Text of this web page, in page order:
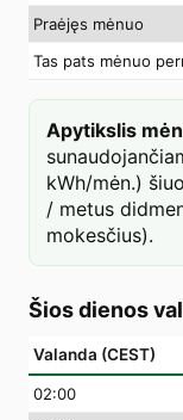
Praėjęs mėnuo
Tas pats mėnuo
Apytikslis
kWh/mėn.)
/ metus
mokesčius).
Šios dienos
Valanda (CEST)
02:00